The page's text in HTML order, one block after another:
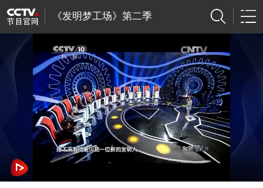
《发明梦工场》第二季